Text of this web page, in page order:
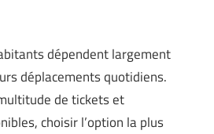
dépendent largement
déplacements quotidiens.
de tickets et
choisir l’option la plus